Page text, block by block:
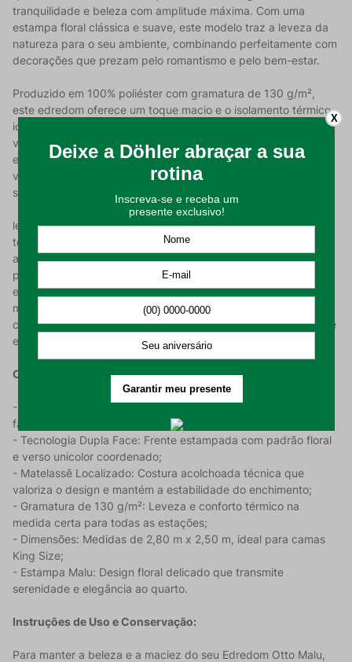
tranquilidade e beleza com amplitude máxima. Com uma
estampa floral clássica e suave, este modelo traz a leveza da
natureza para o seu ambiente, combinando perfeitamente com
decorações que prezam pelo romantismo e pelo bem-estar.
Produzido em 100% poliéster com gramatura de 130 g/m²,
este edredom oferece um toque macio e o isolamento térmico
ideal para noites aconchegantes. Seu grande diferencial é a
versatilidade da composição dupla face: de um lado, a
estampa Malu encanta com seus detalhes florais; do outro, o
verso unicolor em tom neutro permite variar o visual da cama
sempre que desejar, garantindo dois produtos em um só.
lém da estética refinada, o Edredom Otto conta com a
tecnologia de matelassê localizado. Esta técnica de costura
acolchoada cria padrões de relevo em áreas estratégicas da
peça, garantindo que o enchimento permaneça no lugar certo
e proporcionando um caimento impecável sobre a cama. Com
medidas generosas de 2,80 m x 2,50 m, ele oferece a
cobertura ideal que o tamanho King exige, unindo durabilidade
e praticidade para o seu dia a dia.
Características do Produto:
- Composição: 100% Poliéster, garantindo resistência e
facilidade na manutenção;
- Tecnologia Dupla Face: Frente estampada com padrão floral
e verso unicolor coordenado;
- Matelassê Localizado: Costura acolchoada técnica que
valoriza o design e mantém a estabilidade do enchimento;
- Gramatura de 130 g/m²: Leveza e conforto térmico na
medida certa para todas as estações;
- Dimensões: Medidas de 2,80 m x 2,50 m, ideal para camas
King Size;
- Estampa Malu: Design floral delicado que transmite
serenidade e elegância ao quarto.
Instruções de Uso e Conservação:
Para manter a beleza e a maciez do seu Edredom Otto Malu,
X